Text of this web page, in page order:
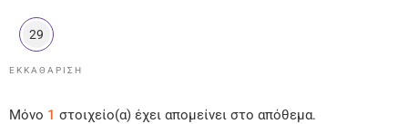
29
ΕΚΚΑΘΆΡΙΣΗ
Μόνο 1 στοιχείο(α) έχει απομείνει στο απόθεμα.